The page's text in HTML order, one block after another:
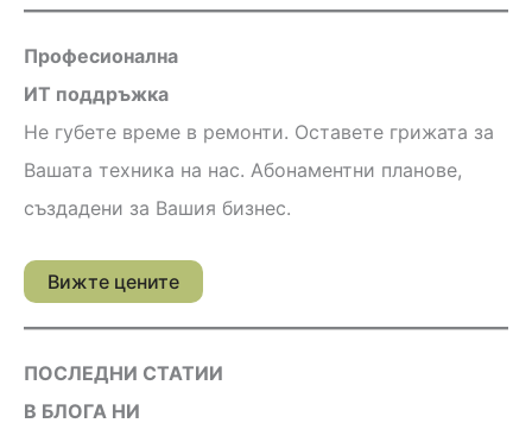
Професионална
ИТ поддръжка
Не губете време в ремонти. Оставете грижата за
Вашата техника на нас. Абонаментни планове,
създадени за Вашия бизнес.
Вижте цените
ПОСЛЕДНИ СТАТИИ
В БЛОГА НИ